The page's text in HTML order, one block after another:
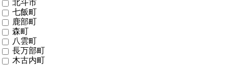
北斗市
七飯町
鹿部町
森町
八雲町
長万部町
木古内町